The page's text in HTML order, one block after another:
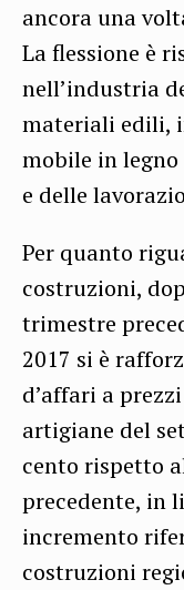
ancora una
La flessione è
nell’industria
materiali edili,
mobile in
e delle
Per quanto
costruzioni,
trimestre
2017 si è
d’affari a
artigiane del
cento rispetto
precedente, in
incremento
costruzioni